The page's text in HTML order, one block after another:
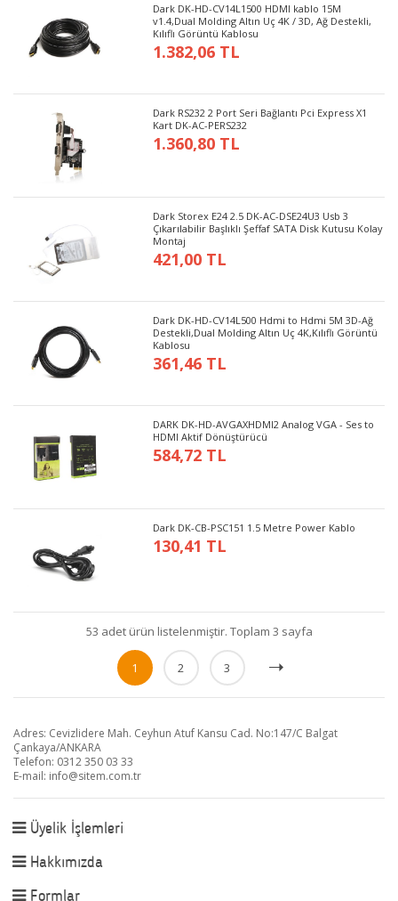
Dark DK-HD-CV14L1500 HDMI kablo 15M
v1.4,Dual Molding Altın Uç 4K / 3D, Ağ Destekli,
Kılıflı Görüntü Kablosu
1.382,06 TL
Dark RS232 2 Port Seri Bağlantı Pci Express X1
Kart DK-AC-PERS232
1.360,80 TL
Dark Storex E24 2.5 DK-AC-DSE24U3 Usb 3
Çıkarılabilir Başlıklı Şeffaf SATA Disk Kutusu Kolay
Montaj
421,00 TL
Dark DK-HD-CV14L500 Hdmi to Hdmi 5M 3D-Ağ
Destekli,Dual Molding Altın Uç 4K,Kılıflı Görüntü
Kablosu
361,46 TL
DARK DK-HD-AVGAXHDMI2 Analog VGA - Ses to
HDMI Aktif Dönüştürücü
584,72 TL
Dark DK-CB-PSC151 1.5 Metre Power Kablo
130,41 TL
53 adet ürün listelenmiştir. Toplam 3 sayfa
1 2 3
Adres: Cevizlidere Mah. Ceyhun Atuf Kansu Cad. No:147/C Balgat
Çankaya/ANKARA
Telefon: 0312 350 03 33
E-mail: info@sitem.com.tr
Üyelik İşlemleri
Hakkımızda
Formlar